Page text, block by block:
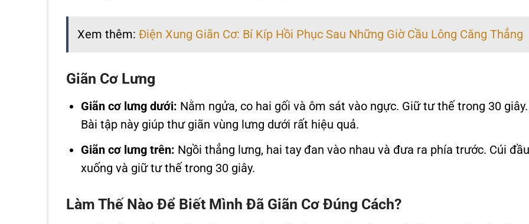
Xem thêm: Điện Xung Giãn Cơ: Bí Kíp Hồi Phục Sau Những Giờ Cầu Lông Căng Thẳng
Giãn Cơ Lưng
Giãn cơ lưng dưới: Nằm ngửa, co hai gối và ôm sát vào ngực. Giữ tư thế trong 30 giây.
Bài tập này giúp thư giãn vùng lưng dưới rất hiệu quả.
Giãn cơ lưng trên: Ngồi thẳng lưng, hai tay đan vào nhau và đưa ra phía trước. Cúi đầu
xuống và giữ tư thế trong 30 giây.
Làm Thế Nào Để Biết Mình Đã Giãn Cơ Đúng Cách?